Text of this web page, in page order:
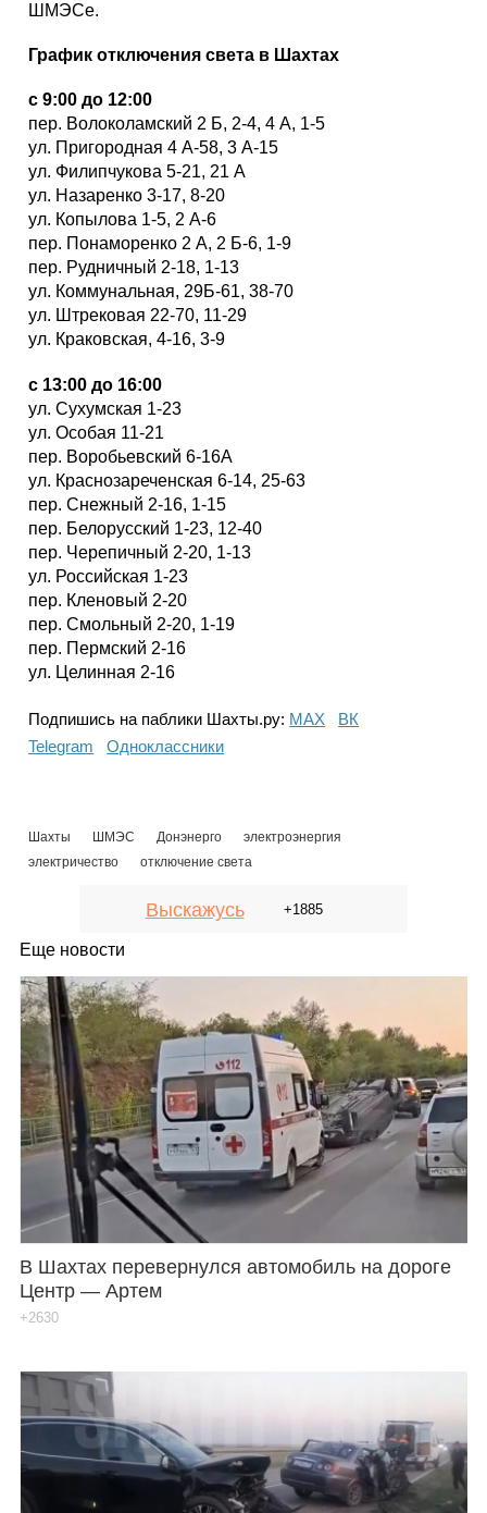
ШМЭСе.
График отключения света в Шахтах
с 9:00 до 12:00
пер. Волоколамский 2 Б, 2-4, 4 А, 1-5
ул. Пригородная 4 А-58, 3 А-15
ул. Филипчукова 5-21, 21 А
ул. Назаренко 3-17, 8-20
ул. Копылова 1-5, 2 А-6
пер. Понаморенко 2 А, 2 Б-6, 1-9
пер. Рудничный 2-18, 1-13
ул. Коммунальная, 29Б-61, 38-70
ул. Штрековая 22-70, 11-29
ул. Краковская, 4-16, 3-9
с 13:00 до 16:00
ул. Сухумская 1-23
ул. Особая 11-21
пер. Воробьевский 6-16А
ул. Краснозареченская 6-14, 25-63
пер. Снежный 2-16, 1-15
пер. Белорусский 1-23, 12-40
пер. Черепичный 2-20, 1-13
ул. Российская 1-23
пер. Кленовый 2-20
пер. Смольный 2-20, 1-19
пер. Пермский 2-16
ул. Целинная 2-16
Подпишись на паблики Шахты.ру: МАХ
ВК
Telegram
Одноклассники
Шахты ШМЭС Донэнерго
электроэнергия
электричество
отключение света
Выскажусь +1885
Еще новости
В Шахтах перевернулся автомобиль на дороге
Центр — Артем
+2630